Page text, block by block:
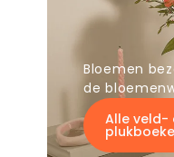
Bloemen
de
Alle veld-